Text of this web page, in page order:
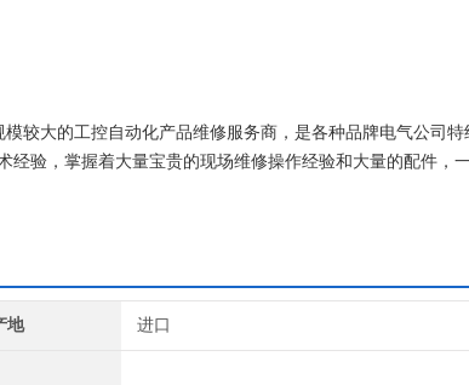
较大的工控自动化产品维修服务商，是各种品牌电气公司特
验，掌握着大量宝贵的现场维修操作经验和大量的配件，
地 进口